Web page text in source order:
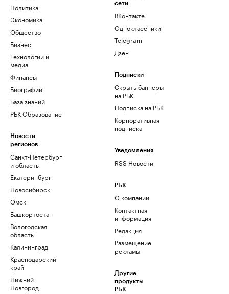
Политика
Экономика
Общество
Бизнес
Технологии и
медиа
Финансы
Биографии
База знаний
РБК Образование
Новости
регионов
Санкт-Петербург
и область
Екатеринбург
Новосибирск
Омск
Башкортостан
Вологодская
область
Калининград
Краснодарский
край
Нижний
Новгород
сети
ВКонтакте
Одноклассники
Telegram
Дзен
Подписки
Скрыть баннеры
на РБК
Подписка на РБК
Корпоративная
подписка
Уведомления
RSS Новости
РБК
О компании
Контактная
информация
Редакция
Размещение
рекламы
Другие
продукты
РБК